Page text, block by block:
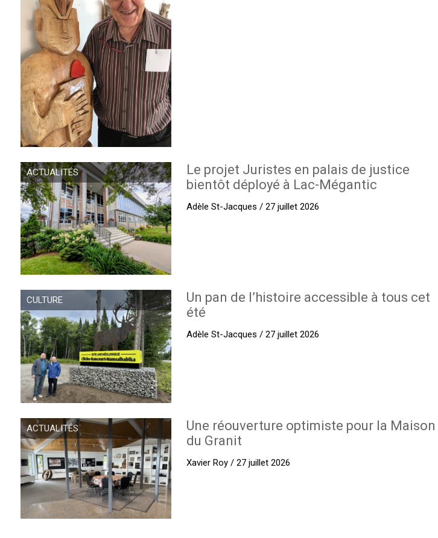
ACTUALITÉS
Le projet Juristes en palais de justice
bientôt déployé à Lac-Mégantic
Adèle St-Jacques / 27 juillet 2026
CULTURE
Un pan de l’histoire accessible à tous cet
été
Adèle St-Jacques / 27 juillet 2026
ACTUALITÉS
Une réouverture optimiste pour la Maison
du Granit
Xavier Roy / 27 juillet 2026